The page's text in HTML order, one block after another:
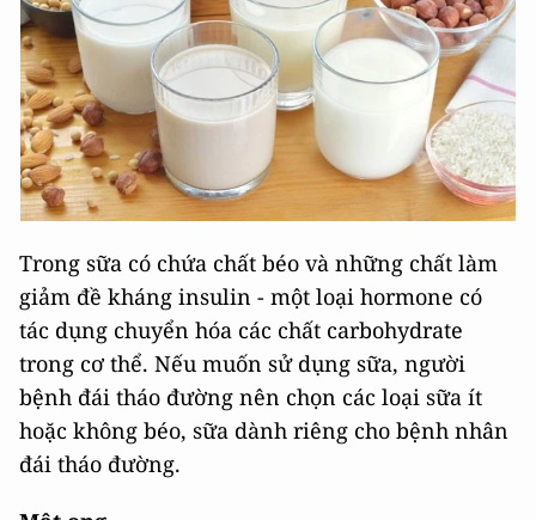
Trong sữa có chứa chất béo và những chất làm
giảm đề kháng insulin - một loại hormone có
tác dụng chuyển hóa các chất carbohydrate
trong cơ thể. Nếu muốn sử dụng sữa, người
bệnh đái tháo đường nên chọn các loại sữa ít
hoặc không béo, sữa dành riêng cho bệnh nhân
đái tháo đường.